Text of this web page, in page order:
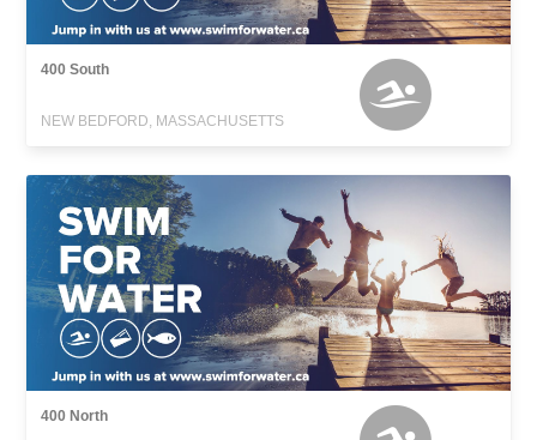
400 South
NEW BEDFORD, MASSACHUSETTS
400 North